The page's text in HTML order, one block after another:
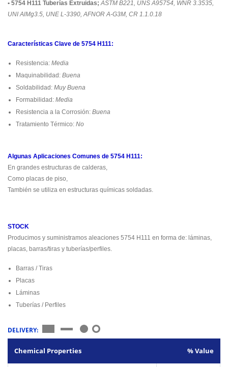
• 5754 H111 Tuberías Extruidas; ASTM B221, UNS A95754, WNR 3.3535,
UNI AlMg3.5, UNE L-3390, AFNOR A-G3M, CR 1.1.0.18
Características Clave de 5754 H111:
Resistencia: Media
Maquinabilidad: Buena
Soldabilidad: Muy Buena
Formabilidad: Media
Resistencia a la Corrosión: Buena
Tratamiento Térmico: No
Algunas Aplicaciones Comunes de 5754 H111:
En grandes estructuras de calderas,
Como placas de piso,
También se utiliza en estructuras químicas soldadas.
STOCK
Producimos y suministramos aleaciones 5754 H111 en forma de: láminas,
placas, barras/tiras y tuberías/perfiles.
Barras / Tiras
Placas
Láminas
Tuberías / Perfiles
DELIVERY:
Chemical Properties % Value